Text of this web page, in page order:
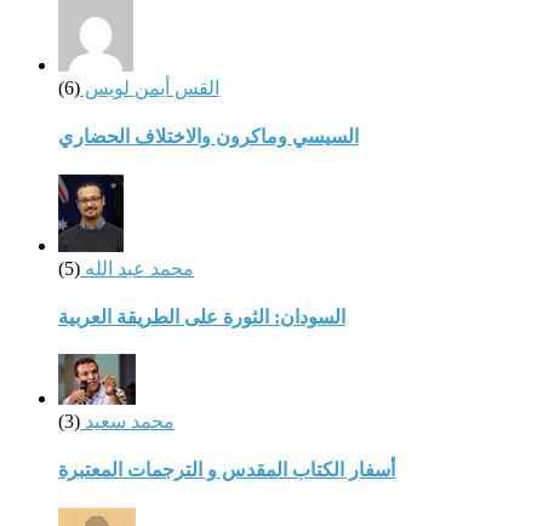
القس أيمن لويس (6)
السيسي وماكرون والاختلاف الحضاري
محمد عبد الله (5)
السودان: الثورة على الطريقة العربية
محمد سعيد (3)
أسفار الكتاب المقدس و الترجمات المعتبرة